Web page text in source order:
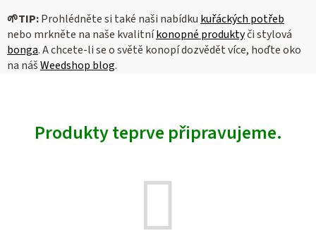
🌱TIP:Prohlédněte si také naši nabídku kuřáckých potřeb
nebo mrkněte na naše kvalitníkonopné produktyči stylová
bonga. A chcete-li se o světě konopí dozvědět více, hoďte oko
na nášWeedshop blog.
Produkty teprve připravujeme.